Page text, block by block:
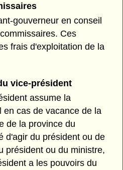
gouverneur en conseil
Ces
frais d'exploitation de la
vice-président
assume la
en cas de vacance de la
de la province du
d'agir du président ou de
président ou du ministre,
a les pouvoirs du